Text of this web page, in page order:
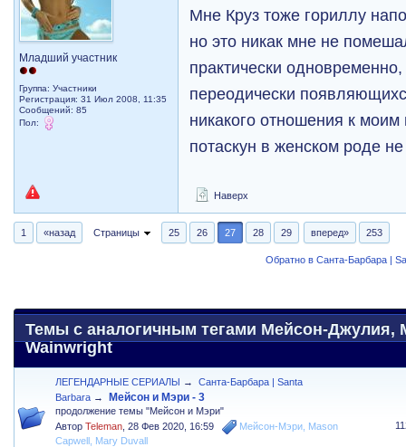
Младший участник
Группа: Участники
Регистрация: 31 Июл 2008, 11:35
Сообщений: 85
Пол:
Мне Круз тоже гориллу
но это никак мне не
практически
переодически
никакого отношения к
потаскун в женском роде
Наверх
1 «назад Страницы 25 26 27 28 29 вперед» 253
Обратно в Санта-Барбара |
Темы с аналогичным тегами Мейсон-Джулия,
Wainwright
ЛЕГЕНДАРНЫЕ СЕРИАЛЫ →
Санта-Барбара | Santa
Barbara → Мейсон и Мэри - 3
продолжение темы "Мейсон и Мэри"
АвторTeleman ,28 Фев 2020, 16:59 Мейсон-Мэри Mason
Capwell Mary Duvall